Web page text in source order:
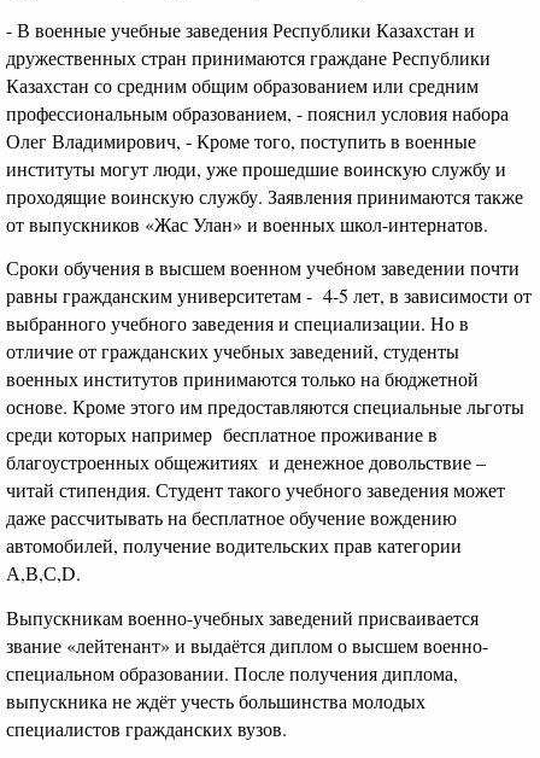
- В военные учебные заведения Республики Казахстан и
дружественных стран принимаются граждане Республики
Казахстан со средним общим образованием или средним
профессиональным образованием, - пояснил условия набора
Олег Владимирович, - Кроме того, поступить в военные
институты могут люди, уже прошедшие воинскую службу и
проходящие воинскую службу. Заявления принимаются также
от выпускников «Жас Улан» и военных школ-интернатов.
Сроки обучения в высшем военном учебном заведении почти
равны гражданским университетам - 4-5 лет, в зависимости от
выбранного учебного заведения и специализации. Но в
отличие от гражданских учебных заведений, студенты
военных институтов принимаются только на бюджетной
основе. Кроме этого им предоставляются специальные льготы
среди которых например бесплатное проживание в
благоустроенных общежитиях и денежное довольствие –
читай стипендия. Студент такого учебного заведения может
даже рассчитывать на бесплатное обучение вождению
автомобилей, получение водительских прав категории
А,В,С,D.
Выпускникам военно-учебных заведений присваивается
звание «лейтенант» и выдаётся диплом о высшем военно-
специальном образовании. После получения диплома,
выпускника не ждёт учесть большинства молодых
специалистов гражданских вузов.